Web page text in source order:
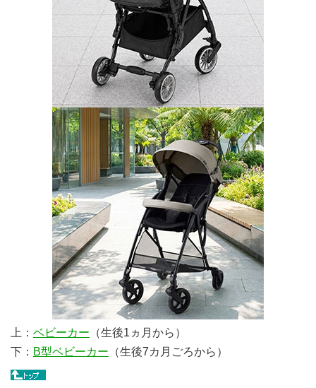
上： ベビーカー （生後1ヵ月から）
下： B型ベビーカー （生後7カ月ごろから）